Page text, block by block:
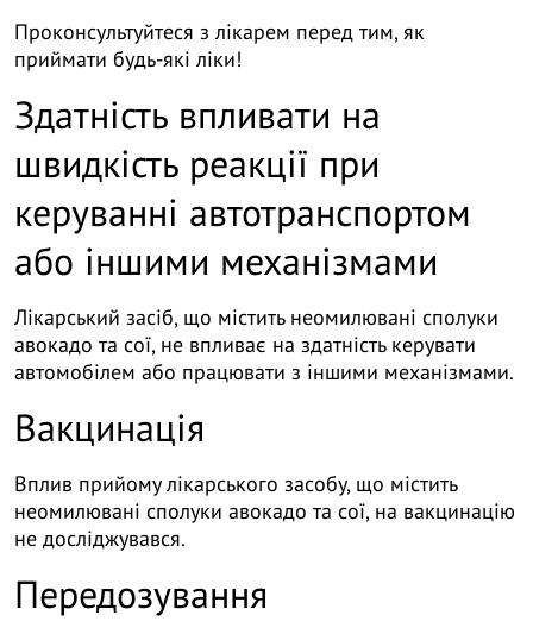
Проконсультуйтеся з лікарем перед тим, як
приймати будь-які ліки!
Здатність впливати на
швидкість реакції при
керуванні автотранспортом
або іншими механізмами
Лікарський засіб, що містить неомилювані сполуки
авокадо та сої, не впливає на здатність керувати
автомобілем або працювати з іншими механізмами.
Вакцинація
Вплив прийому лікарського засобу, що містить
неомилювані сполуки авокадо та сої, на вакцинацію
не досліджувався.
Передозування